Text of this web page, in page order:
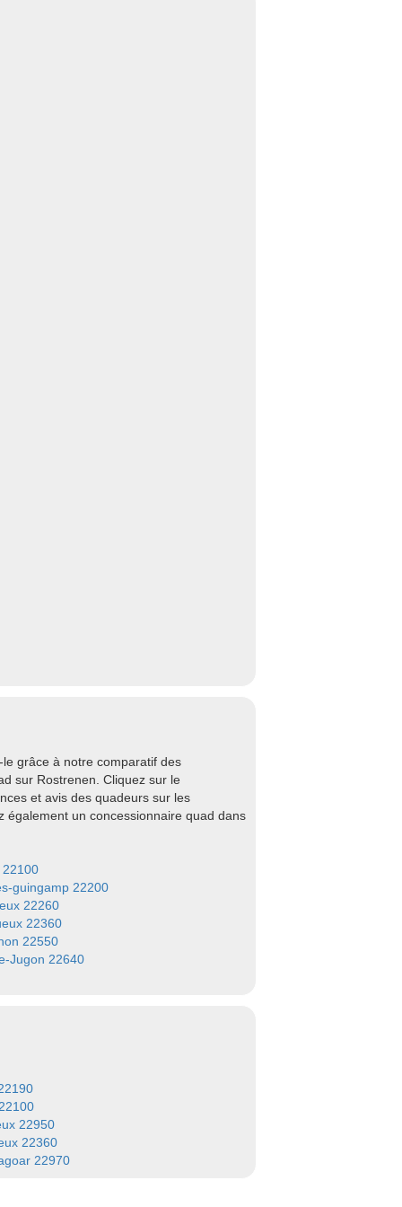
grâce à notre comparatif des
sur Rostrenen. Cliquez sur le
et avis des quadeurs sur les
également un concessionnaire quad dans
22100
guingamp 22200
22260
22360
22550
Jugon 22640
22950
22360
22970